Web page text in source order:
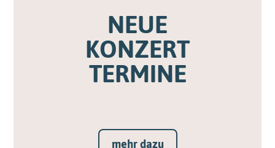
NEUE
KONZERT
TERMINE
mehr dazu